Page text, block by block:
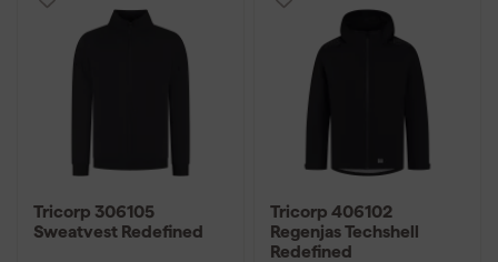
Tricorp 306105
Sweatvest Redefined
Tricorp 406102
Regenjas Techshell
Redefined